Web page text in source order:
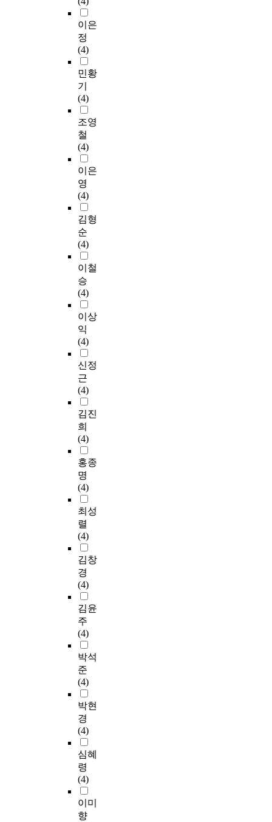
이은
정
(4)
민황
기
(4)
조영
철
(4)
이은
영
(4)
김형
순
(4)
이철
승
(4)
이상
익
(4)
신정
근
(4)
김진
희
(4)
홍종
명
(4)
최성
렬
(4)
김창
경
(4)
김윤
주
(4)
박석
준
(4)
박현
경
(4)
심혜
령
(4)
이미
향